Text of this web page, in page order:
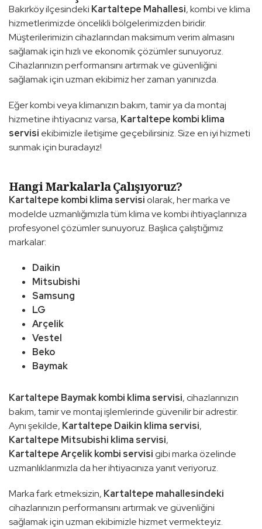
Bakırköy ilçesindeki Kartaltepe Mahallesi, kombi ve klima
hizmetlerimizde öncelikli bölgelerimizden biridir.
Müşterilerimizin cihazlarından maksimum verim almasını
sağlamak için hızlı ve ekonomik çözümler sunuyoruz.
Cihazlarınızın performansını artırmak ve güvenliğini
sağlamak için uzman ekibimiz her zaman yanınızda.
Eğer kombi veya klimanızın bakım, tamir ya da montaj
hizmetine ihtiyacınız varsa, Kartaltepe kombi klima
servisi ekibimizle iletişime geçebilirsiniz. Size en iyi hizmeti
sunmak için buradayız!
Hangi Markalarla Çalışıyoruz?
Kartaltepe kombi klima servisi olarak, her marka ve
modelde uzmanlığımızla tüm klima ve kombi ihtiyaçlarınıza
profesyonel çözümler sunuyoruz. Başlıca çalıştığımız
markalar:
Daikin
Mitsubishi
Samsung
LG
Arçelik
Vestel
Beko
Baymak
Kartaltepe Baymak kombi klima servisi, cihazlarınızın
bakım, tamir ve montaj işlemlerinde güvenilir bir adrestir.
Aynı şekilde, Kartaltepe Daikin klima servisi,
Kartaltepe Mitsubishi klima servisi,
Kartaltepe Arçelik kombi servisi gibi marka özelinde
uzmanlıklarımızla da her ihtiyacınıza yanıt veriyoruz.
Marka fark etmeksizin, Kartaltepe mahallesindeki
cihazlarınızın performansını artırmak ve güvenliğini
sağlamak için uzman ekibimizle hizmet vermekteyiz.